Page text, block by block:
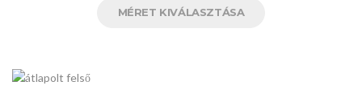
MÉRET KIVÁLASZTÁSA